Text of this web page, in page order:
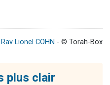
Rav Lionel COHN - © Torah-Box
plus clair